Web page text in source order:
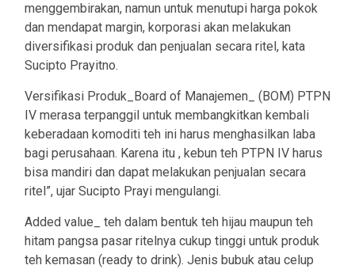
menggembirakan, namun untuk menutupi harga pokok
dan mendapat margin, korporasi akan melakukan
diversifikasi produk dan penjualan secara ritel, kata
Sucipto Prayitno.
Versifikasi Produk_Board of Manajemen_ (BOM) PTPN
IV merasa terpanggil untuk membangkitkan kembali
keberadaan komoditi teh ini harus menghasilkan laba
bagi perusahaan. Karena itu , kebun teh PTPN IV harus
bisa mandiri dan dapat melakukan penjualan secara
ritel”, ujar Sucipto Prayi mengulangi.
Added value_ teh dalam bentuk teh hijau maupun teh
hitam pangsa pasar ritelnya cukup tinggi untuk produk
teh kemasan (ready to drink). Jenis bubuk atau celup